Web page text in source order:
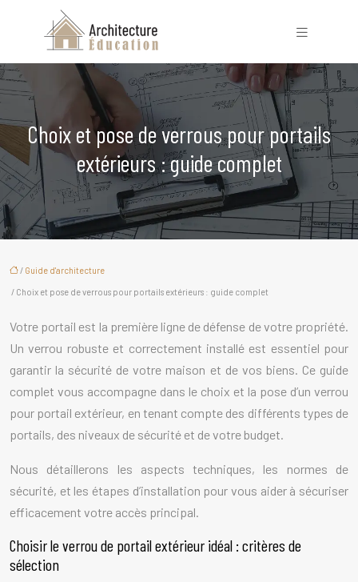
Choix et pose de verrous pour portails
extérieurs : guide complet
/ Guide d'architecture
/ Choix et pose de verrous pour portails extérieurs : guide complet
Votre portail est la première ligne de défense de votre propriété.
Un verrou robuste et correctement installé est essentiel pour
garantir la sécurité de votre maison et de vos biens. Ce guide
complet vous accompagne dans le choix et la pose d’un verrou
pour portail extérieur, en tenant compte des différents types de
portails, des niveaux de sécurité et de votre budget.
Nous détaillerons les aspects techniques, les normes de
sécurité, et les étapes d’installation pour vous aider à sécuriser
efficacement votre accès principal.
Choisir le verrou de portail extérieur idéal : critères de
sélection